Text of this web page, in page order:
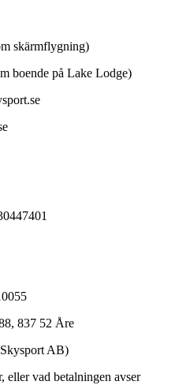
skärmflygning)
boende på Lake Lodge)
837 52 Åre
AB)
eller vad betalningen avser